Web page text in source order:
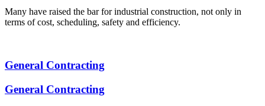
Many have raised the bar for industrial construction, not only in
terms of cost, scheduling, safety and efficiency.
General Contracting
General Contracting